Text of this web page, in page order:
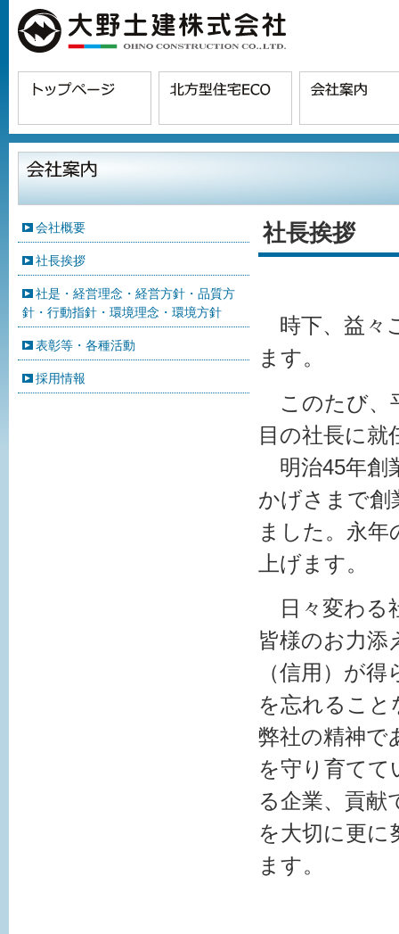
会社概要
社長挨拶
社是・経営理念・経営方針・品質方
針・行動指針・環境理念・環境方針
表彰等・各種活動
採用情報
社長挨拶
時下、益々
ます。
このたび、
目の社長に就
明治45年創
かげさまで創
ました。永
上げます。
日々変わる
皆様のお力添
（信用）が
を忘れること
弊社の精神で
を守り育てて
る企業、貢献
を大切に更に
ます。